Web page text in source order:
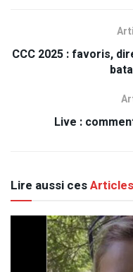
CCC 2025 : favoris,
Live :
Lire aussi cesArticles